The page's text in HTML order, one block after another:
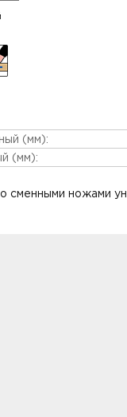
(мм):
(мм):
сменными ножами